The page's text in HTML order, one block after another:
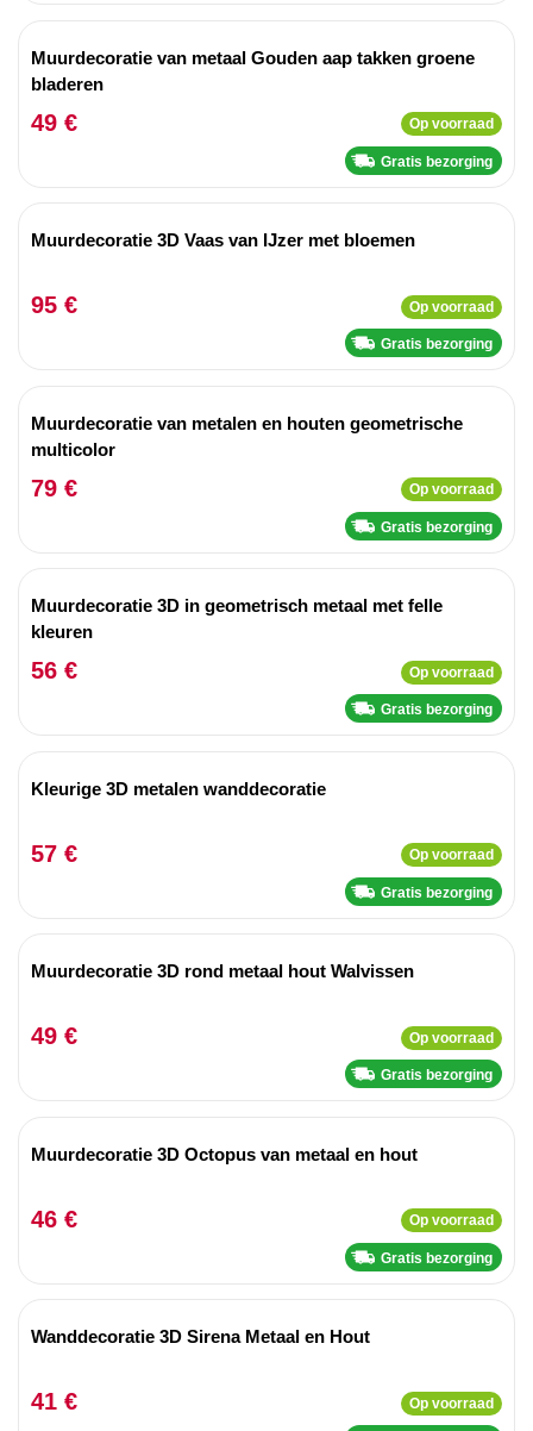
Muurdecoratie van metaal Gouden aap takken groene
bladeren
49 € Op voorraad
Gratis bezorging
Muurdecoratie 3D Vaas van IJzer met bloemen
95 € Op voorraad
Gratis bezorging
Muurdecoratie van metalen en houten geometrische
multicolor
79 € Op voorraad
Gratis bezorging
Muurdecoratie 3D in geometrisch metaal met felle
kleuren
56 € Op voorraad
Gratis bezorging
Kleurige 3D metalen wanddecoratie
57 € Op voorraad
Gratis bezorging
Muurdecoratie 3D rond metaal hout Walvissen
49 € Op voorraad
Gratis bezorging
Muurdecoratie 3D Octopus van metaal en hout
46 € Op voorraad
Gratis bezorging
Wanddecoratie 3D Sirena Metaal en Hout
41 € Op voorraad